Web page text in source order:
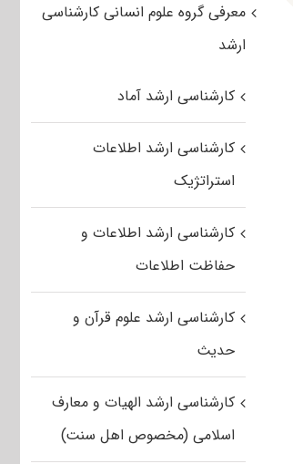
معرفی گروه علوم انسانی کارشناسی
ارشد
کارشناسی ارشد آماد
کارشناسی ارشد اطلاعات
استراتژیک
کارشناسی ارشد اطلاعات و
حفاظت اطلاعات
کارشناسی ارشد علوم قرآن و
حدیث
کارشناسی ارشد الهیات و معارف
اسلامی (مخصوص اهل سنت)